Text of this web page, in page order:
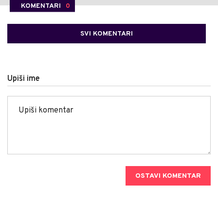
KOMENTARI 0
SVI KOMENTARI
Upiši ime
OSTAVI KOMENTAR